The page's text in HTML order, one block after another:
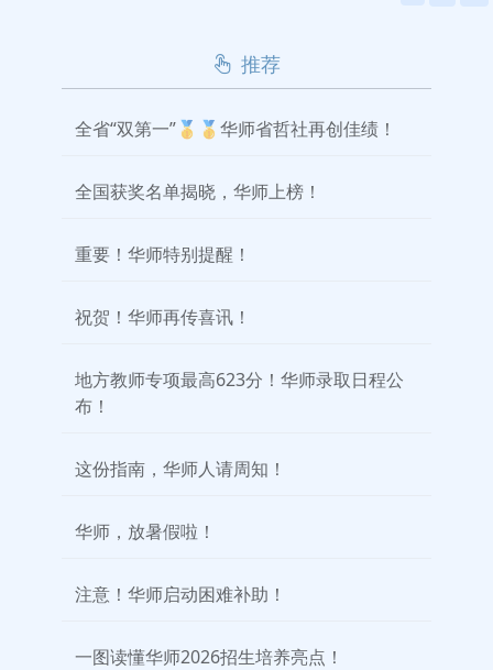
推荐
全省“双第一”🥇🥇华师省哲社再创佳绩！
全国获奖名单揭晓，华师上榜！
重要！华师特别提醒！
祝贺！华师再传喜讯！
地方教师专项最高623分！华师录取日程公
布！
这份指南，华师人请周知！
华师，放暑假啦！
注意！华师启动困难补助！
一图读懂华师2026招生培养亮点！